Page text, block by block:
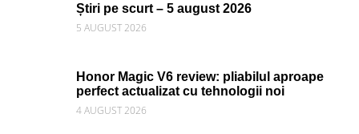
Știri pe scurt – 5 august 2026
5 AUGUST 2026
Honor Magic V6 review: pliabilul aproape
perfect actualizat cu tehnologii noi
4 AUGUST 2026